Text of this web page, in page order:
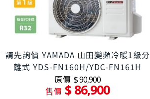
請先詢價 YAMADA 山田變頻冷暖1級分
離式 YDS-FN160H/YDC-FN161H
原價 $ 90,900
售價 $ 86,900